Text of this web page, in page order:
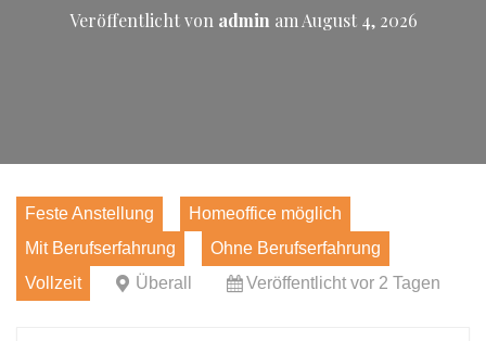
Veröffentlicht von admin am August 4, 2026
Feste Anstellung
Homeoffice möglich
Mit Berufserfahrung
Ohne Berufserfahrung
Vollzeit
Überall Veröffentlicht vor 2 Tagen